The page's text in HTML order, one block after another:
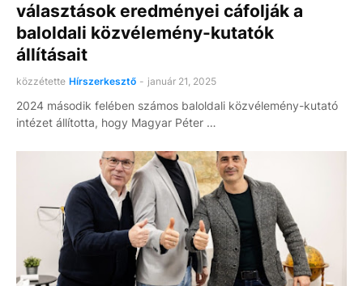
választások eredményei cáfolják a
baloldali közvélemény-kutatók
állításait
közzétette Hírszerkesztő - január 21, 2025
2024 második felében számos baloldali közvélemény-kutató
intézet állította, hogy Magyar Péter …